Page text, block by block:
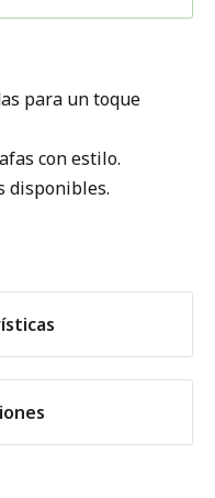
para un toque
con estilo.
disponibles.